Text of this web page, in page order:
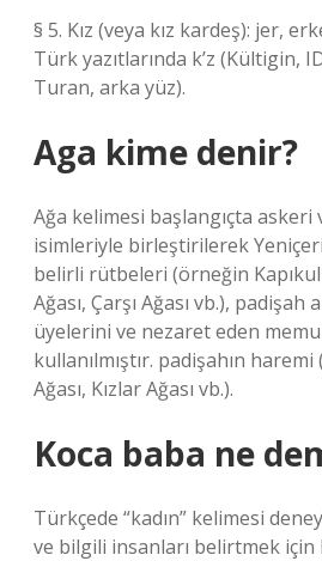
§ 5. Kız (veya kız kardeş): jer,
Türk yazıtlarında k’z (Kültigin,
Turan, arka yüz).
Aga kime denir?
Ağa kelimesi başlangıçta askeri
isimleriyle birleştirilerek
belirli rütbeleri (örneğin
Ağası, Çarşı Ağası vb.), padişah
üyelerini ve nezaret eden
kullanılmıştır. padişahın
Ağası, Kızlar Ağası vb.).
Koca baba ne
Türkçede “kadın” kelimesi
ve bilgili insanları belirtmek için